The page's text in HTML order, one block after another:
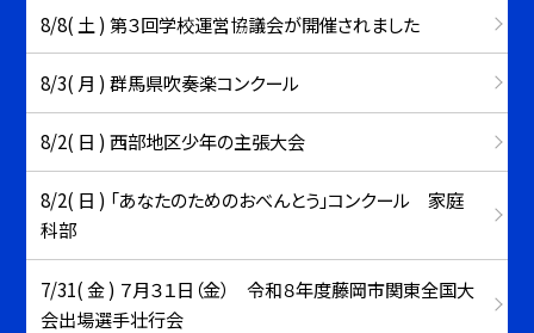
8/8( 土 ) 第３回学校運営協議会が開催されました
8/3( 月 ) 群馬県吹奏楽コンクール
8/2( 日 ) 西部地区少年の主張大会
8/2( 日 ) 「あなたのためのおべんとう」コンクール 家庭
科部
7/31( 金 ) ７月３１日（金） 令和８年度藤岡市関東全国大
会出場選手壮行会